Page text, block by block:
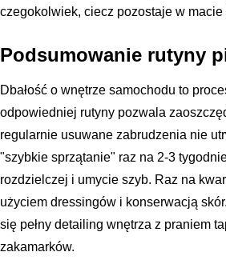
czegokolwiek, ciecz pozostaje w
Podsumowanie rutyny
Dbałość o wnętrze samochodu to
odpowiedniej rutyny pozwala
regularnie usuwane zabrudzenia nie
"szybkie sprzątanie" raz na 2-3
rozdzielczej i umycie szyb. Raz na
użyciem dressingów i konserwacją
się pełny detailing wnętrza z praniem
zakamarków.